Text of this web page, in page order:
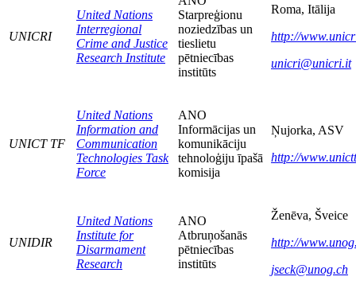
UNICRI
United Nations
Interregional
Crime and Justice
Research Institute
Starpreģionu
noziedzības un
tieslietu
pētniecības
institūts
Roma, Itālija
http://
unicri@unicri.it
UNICT TF
United Nations
Information and
Communication
Technologies Task
Force
ANO
Informācijas un
komunikāciju
tehnoloģiju īpašā
komisija
Ņujorka, ASV
http://
UNIDIR
United Nations
Institute for
Disarmament
Research
ANO
Atbruņošanās
pētniecības
institūts
Ženēva, Šveice
http://
jseck@unog.ch